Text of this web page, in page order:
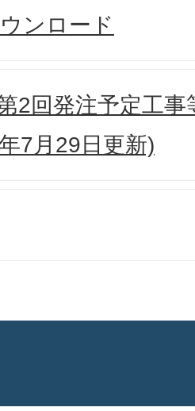
ンロード
2回発注予定工
7月29日更新)